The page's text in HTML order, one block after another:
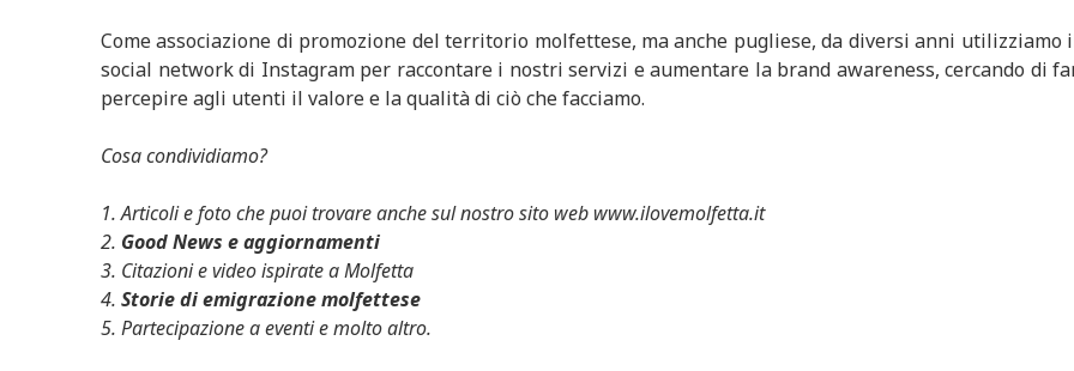
Come associazione di promozione del territorio molfettese, ma anche pugliese, da diversi anni utilizziamo
social network di Instagram per raccontare i nostri servizi e aumentare la brand awareness, cercando di
percepire agli utenti il valore e la qualità di ciò che facciamo.
Cosa condividiamo?
1. Articoli e foto che puoi trovare anche sul nostro sito web www.ilovemolfetta.it
2. Good News e aggiornamenti
3. Citazioni e video ispirate a Molfetta
4. Storie di emigrazione molfettese
5. Partecipazione a eventi e molto altro.